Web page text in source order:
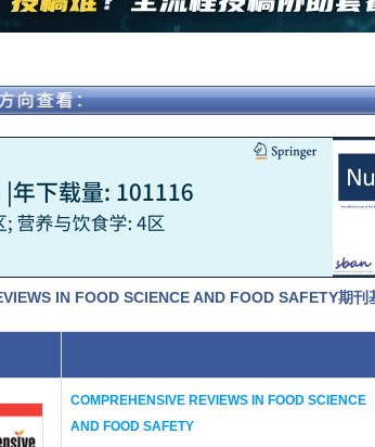
IN FOOD SCIENCE AND FOOD SAFETY期刊
COMPREHENSIVE REVIEWS IN FOOD SCIENCE
AND FOOD SAFETY